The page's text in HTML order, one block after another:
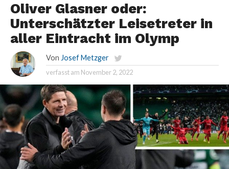
Oliver Glasner oder:
Unterschätzter Leisetreter in
aller Eintracht im Olymp
Von Josef Metzger
verfasst am November 2, 2022